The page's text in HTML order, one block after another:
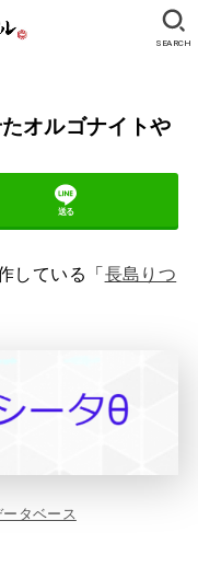
SEARCH
オルゴナイトや
送る
している「長島りつ
タベース